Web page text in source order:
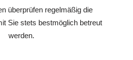
überprüfen regelmäßig die
Sie stets bestmöglich betreut
werden.